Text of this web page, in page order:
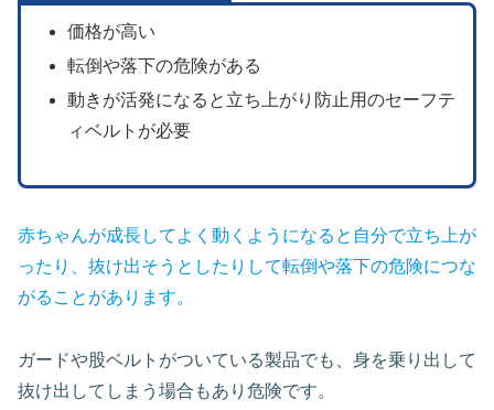
価格が高い
転倒や落下の危険がある
動きが活発になると立ち上がり防止用のセーフテ
ィベルトが必要
赤ちゃんが成長してよく動くようになると自分で立ち上が
ったり、抜け出そうとしたりして転倒や落下の危険につな
がることがあります。
ガードや股ベルトがついている製品でも、身を乗り出して
抜け出してしまう場合もあり危険です。